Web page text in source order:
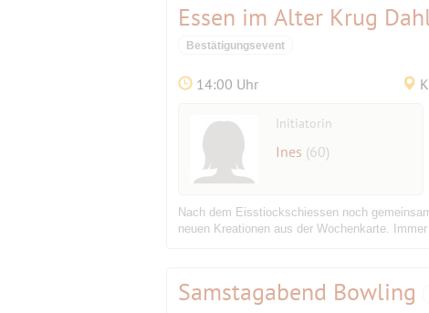
Essen im Alter Krug
Bestätigungsevent
14:00 Uhr
Initiatorin
Ines (60)
Nach dem Eisstiockschiessen noch
neuen Kreationen aus der Wochenkarte.
Samstagabend Bowling